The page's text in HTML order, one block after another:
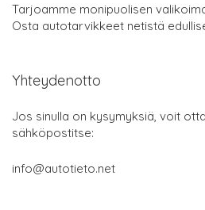
Tarjoamme monipuolisen
Osta autotarvikkeet netistä
Yhteydenotto
Jos sinulla on kysymyksiä, voit
sähköpostitse:
info@autotieto.net